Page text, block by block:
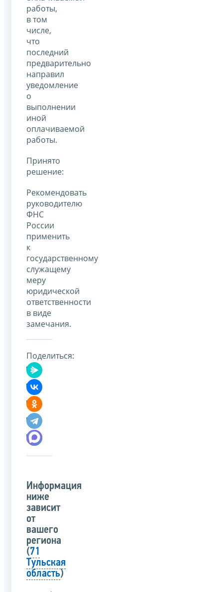
работы,
в том
числе,
что
последний
предварительно
направил
уведомление
о
выполнении
иной
оплачиваемой
работы.
Принято
решение:
Рекомендовать
руководителю
ФНС
России
применить
к
государственному
служащему
меру
юридической
ответственности
в виде
замечания.
Поделиться:
Информация
ниже
зависит
от
вашего
региона
(71
Тульская
область)